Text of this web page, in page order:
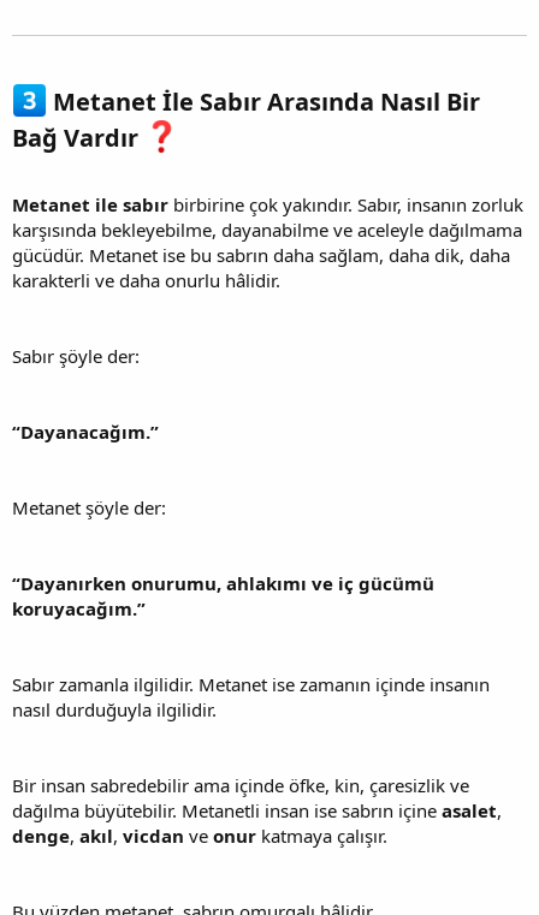
Metanet İle Sabır Arasında Nasıl Bir
Bağ Vardır
Metanet ile sabır birbirine çok yakındır. Sabır, insanın zorluk
karşısında bekleyebilme, dayanabilme ve aceleyle dağılmama
gücüdür. Metanet ise bu sabrın daha sağlam, daha dik, daha
karakterli ve daha onurlu hâlidir.
Sabır şöyle der:
“Dayanacağım.”
Metanet şöyle der:
“Dayanırken onurumu, ahlakımı ve iç gücümü
koruyacağım.”
Sabır zamanla ilgilidir. Metanet ise zamanın içinde insanın
nasıl durduğuyla ilgilidir.
Bir insan sabredebilir ama içinde öfke, kin, çaresizlik ve
dağılma büyütebilir. Metanetli insan ise sabrın içine asalet,
denge, akıl, vicdan ve onur katmaya çalışır.